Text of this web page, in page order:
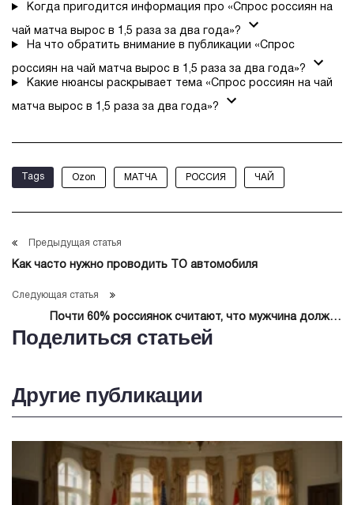
Когда пригодится информация про «Спрос россиян на
чай матча вырос в 1,5 раза за два года»?
На что обратить внимание в публикации «Спрос
россиян на чай матча вырос в 1,5 раза за два года»?
Какие нюансы раскрывает тема «Спрос россиян на чай
матча вырос в 1,5 раза за два года»?
Tags Ozon МАТЧА РОССИЯ ЧАЙ
Предыдущая статья
Как часто нужно проводить ТО автомобиля
Следующая статья
Почти 60% россиянок считают, что мужчина должен
платить на первом свидании
Поделиться статьей
Другие публикации